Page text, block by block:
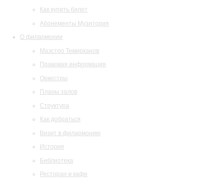
Как купить билет
Абонементы Музитория
О филармонии
Маэстро Темирканов
Правовая информация
Оркестры
Планы залов
Структура
Как добраться
Визит в филармонию
История
Библиотека
Ресторан и кафе